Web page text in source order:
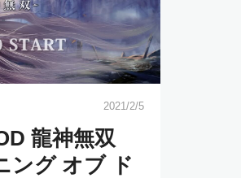
2021/2/5
龍神無双
ング オブ ド